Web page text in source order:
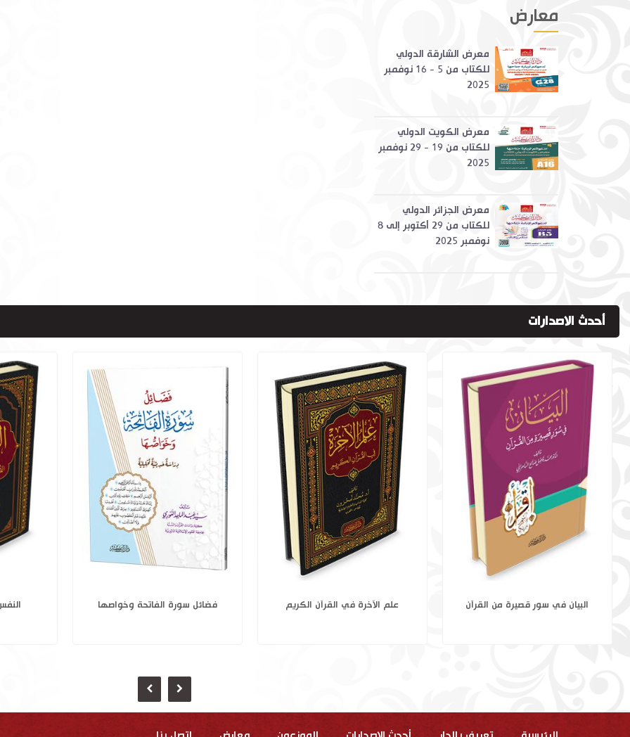
معارض
معرض الشارقة الدولي
للكتاب من 5 - 16 نوفمبر
2025
معرض الكويت الدولي
للكتاب من 19 - 29 نوفمبر
2025
معرض الجزائر الدولي
للكتاب من 29 أكتوبر إلى 8
نوفمبر 2025
أحدث الاصدارات
فضائل علم الآخرة في القرآن الكريم البيان في سور قصيرة من القرآن خارطة النظر الفقهي تأصيلاً وتنزيلاً 1-4